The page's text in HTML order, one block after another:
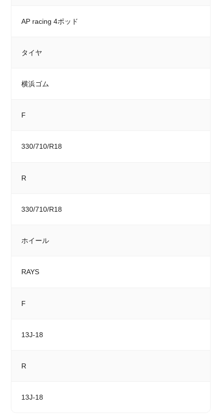
AP racing 4ポッド
タイヤ
横浜ゴム
F
330/710/R18
R
330/710/R18
ホイール
RAYS
F
13J-18
R
13J-18